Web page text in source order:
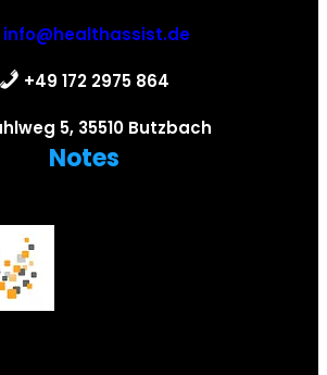
info@healthassist.de
+49 172 2975 864
5, 35510 Butzbach
Notes